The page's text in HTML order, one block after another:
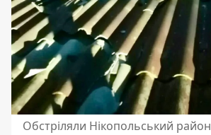
Обстріляли Нікопольський район